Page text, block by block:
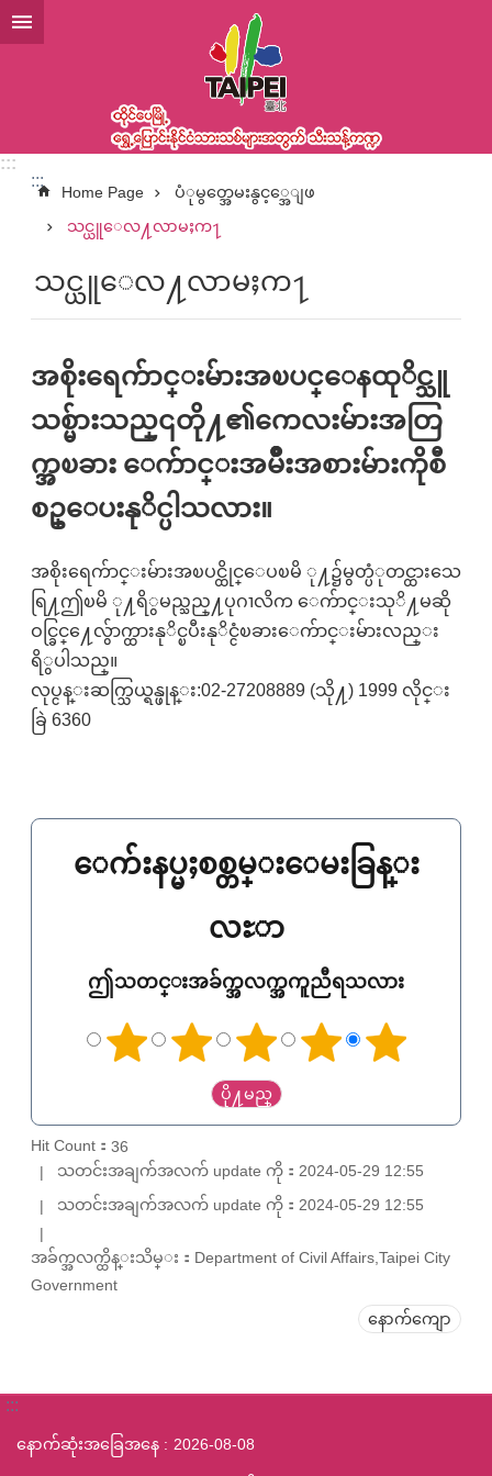
အဓိကအကြောင်းအရာပိတ်ပင်မှုကိုကျော်လိုက်ပါ
:::
:::
Home Page
ပံုမွတ္အေမးနွင့္အေျဖ
သင္ယူေလ႔လာမႈက႑
သင္ယူေလ႔လာမႈက႑
အစိုးရေက်ာင္းမ်ားအၿပင္ေနထုိင္သူ
သစ္မ်ားသည္၎တို႔၏ကေလးမ်ားအတြ
က္အၿခား ေက်ာင္းအမ်ိဳးအစားမ်ားကိုစီ
စဥ္ေပးနုိင္ပါသလား။
အစိုးရေက်ာင္းမ်ားအၿပင္ထိုင္ေပၿမိ ု႔၌မွတ္ပံုတင္ထားသေ
ရြ႔ဤၿမိ ု႔ရိွမည္သည္႔ပုဂၢလိက ေက်ာင္းသုိ႔မဆို
ဝင္ခြင္႔ေလွ်ာက္ထားနုိင္ၿပီးနုိင္ငံၿခားေက်ာင္းမ်ားလည္း
ရိွပါသည္။
လုပ္ငန္းဆက္သြယ္ရန္ဖုန္း:02-27208889 (သို႔) 1999 လိုင္း
ခြဲ 6360
ေက်းနပ္မႈစစ္တမ္းေမးခြန္း
လႊာ
ဤသတင္းအခ်က္အလက္အကူညီရသလား
Hit Count： 36
သတင်းအချက်အလက် update ကို：2024-05-29 12:55
သတင်းအချက်အလက် update ကို：2024-05-29 12:55
အခ်က္အလက္ထိန္းသိမ္း：Department of Civil Affairs,Taipei City
Government
နောက်ကျော
:::
နောက်ဆုံးအခြေအနေ 2026-08-08